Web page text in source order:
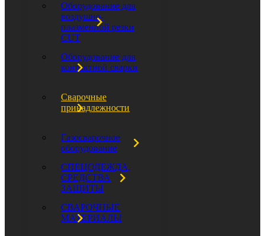
Оборудование для
воздушно-
плазменной резки
CUT
Оборудование для
контактной сварки
Сварочные
принадлежности
Газосварочное
оборудование
СПЕЦОДЕЖДА,
СРЕДСТВА
ЗАЩИТЫ
СВАРОЧНЫЕ
МАТЕРИАЛЫ